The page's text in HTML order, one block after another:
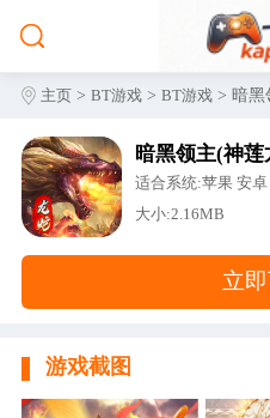
主页 >BT游戏 >BT游戏 > 暗黑
暗黑领主(神莲
适合系统:苹果 安卓
大小:2.16MB
立
游戏截图